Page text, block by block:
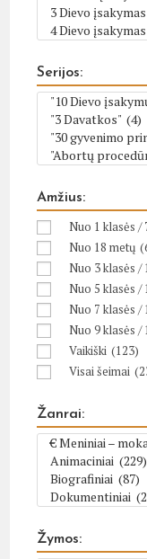
Serijos:
Amžius:
Nuo 1 klasės /
Nuo 18 metų
Nuo 3 klasės /
Nuo 5 klasės /
Nuo 7 klasės /
Nuo 9 klasės /
Vaikiški (123)
Visai šeimai
Žanrai:
Žymos: